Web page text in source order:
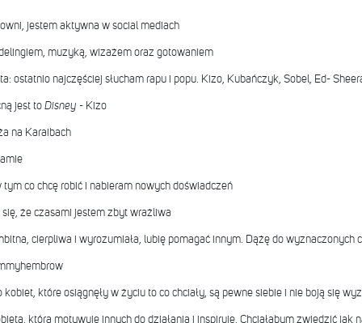
jestem aktywna w social mediach
muzyką, wizażem oraz gotowaniem
ostatnio najczęściej słucham rapu i popu. Kizo, Kubańczyk, Sobel, Ed-
jest to Disney - Kizo
na Karaibach
co chcę robić i nabieram nowych doświadczeń
że czasami jestem zbyt wrażliwa
cierpliwa i wyrozumiała, lubię pomagać innym. Dążę do wyznaczonych
które osiągnęły w życiu to co chciały, są pewne siebie i nie boją się
która motywuje innych do działania i inspiruje. Chciałabym zwiedzić jak